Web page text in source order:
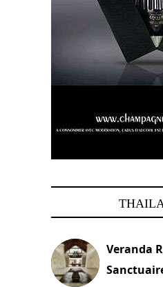
Veranda